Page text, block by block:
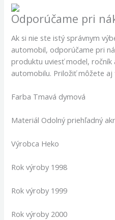
Odporúčame pri
Ak si nie ste istý správnym
automobil, odporúčame pri
produktu uviesť model, ročník
automobilu. Priložiť môžete
Farba Tmavá dymová
Materiál Odolný priehľadný
Výrobca Heko
Rok výroby 1998
Rok výroby 1999
Rok výroby 2000